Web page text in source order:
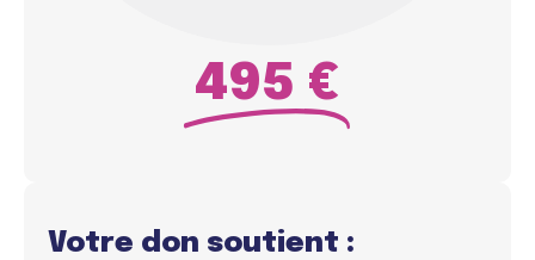
495 €
Votre don soutient :